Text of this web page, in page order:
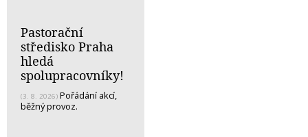
Pastorační
středisko Praha
hledá
spolupracovníky!
(3. 8. 2026) Pořádání akcí,
běžný provoz.